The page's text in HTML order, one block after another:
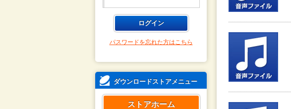
パスワードを忘れた方はこちら
ダウンロードストアメニュー
ストアホーム